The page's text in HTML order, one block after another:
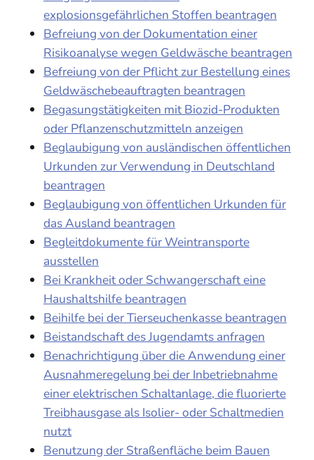
explosionsgefährlichen Stoffen beantragen
Befreiung von der Dokumentation einer
Risikoanalyse wegen Geldwäsche beantragen
Befreiung von der Pflicht zur Bestellung eines
Geldwäschebeauftragten beantragen
Begasungstätigkeiten mit Biozid-Produkten
oder Pflanzenschutzmitteln anzeigen
Beglaubigung von ausländischen öffentlichen
Urkunden zur Verwendung in Deutschland
beantragen
Beglaubigung von öffentlichen Urkunden für
das Ausland beantragen
Begleitdokumente für Weintransporte
ausstellen
Bei Krankheit oder Schwangerschaft eine
Haushaltshilfe beantragen
Beihilfe bei der Tierseuchenkasse beantragen
Beistandschaft des Jugendamts anfragen
Benachrichtigung über die Anwendung einer
Ausnahmeregelung bei der Inbetriebnahme
einer elektrischen Schaltanlage, die fluorierte
Treibhausgase als Isolier- oder Schaltmedien
nutzt
Benutzung der Straßenfläche beim Bauen